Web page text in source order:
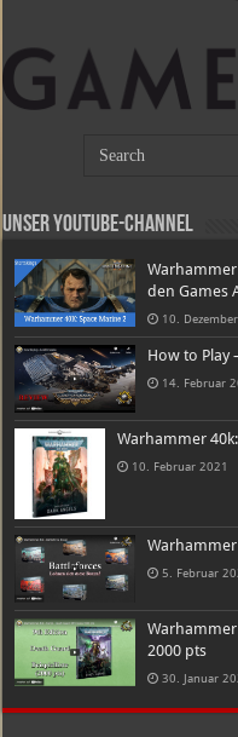
Unser Youtube-Channel
Warhammer
den Games
10.
How to Play
14. Februar
Warhammer
10. Februar 2021
5. Februar
Warhammer
2000 pts
30. Januar